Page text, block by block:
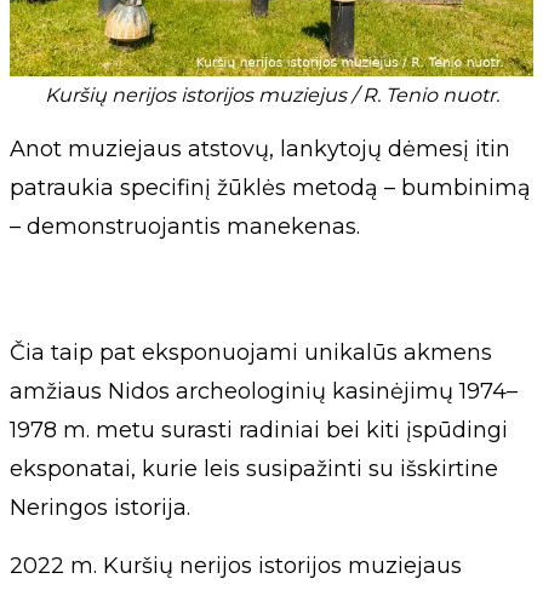
Kuršių nerijos istorijos muziejus / R. Tenio nuotr.
Anot muziejaus atstovų, lankytojų dėmesį itin
patraukia specifinį žūklės metodą – bumbinimą
– demonstruojantis manekenas.
Čia taip pat eksponuojami unikalūs akmens
amžiaus Nidos archeologinių kasinėjimų 1974–
1978 m. metu surasti radiniai bei kiti įspūdingi
eksponatai, kurie leis susipažinti su išskirtine
Neringos istorija.
2022 m. Kuršių nerijos istorijos muziejaus